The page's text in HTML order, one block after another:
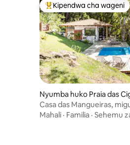
Kipendwa maarufu cha
Kipendwa cha wageni
Nyumba huko Praia das
rras
Casa das Mangueiras,
mchanga, bwawa la
Mahali · Familia · Sehemu